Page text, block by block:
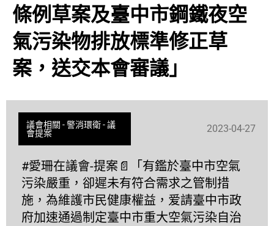
條例草案及臺中市鋼鐵夜空
氣污染物排放標準修正草
案，送交本會審議」
議會相關 -警消環衛-議
會提案
2023-04-27
#愛珊在議會-提案📄「有鑑於臺中市空氣
污染嚴重，卻遲未有符合需求之管制措
施，為維護市民健康權益，爱請臺中市政
府加速通過制定臺中市重大空氣污染自治